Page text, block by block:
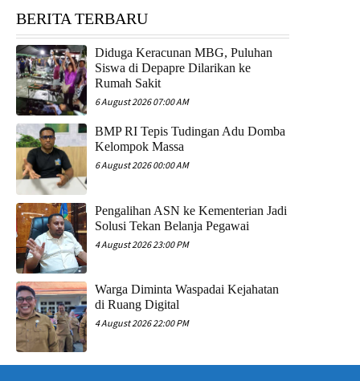
BERITA TERBARU
Diduga Keracunan MBG, Puluhan
Siswa di Depapre Dilarikan ke
Rumah Sakit
6 August 2026 07:00 AM
​BMP RI Tepis Tudingan Adu Domba
Kelompok Massa
6 August 2026 00:00 AM
Pengalihan ASN ke Kementerian Jadi
Solusi Tekan Belanja Pegawai
4 August 2026 23:00 PM
Warga Diminta Waspadai Kejahatan
di Ruang Digital
4 August 2026 22:00 PM